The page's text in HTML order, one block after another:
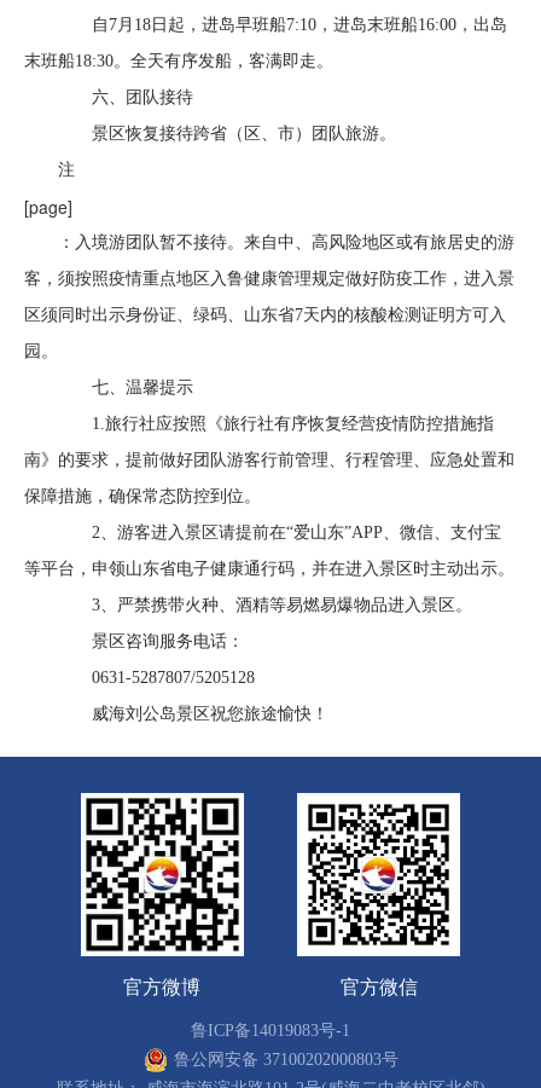
自7月18日起，进岛早班船7:10，进岛末班船16:00，出岛
末班船18:30。全天有序发船，客满即走。
六、团队接待
景区恢复接待跨省（区、市）团队旅游。
注
[page]
：入境游团队暂不接待。来自中、高风险地区或有旅居史的游
客，须按照疫情重点地区入鲁健康管理规定做好防疫工作，进入景
区须同时出示身份证、绿码、山东省7天内的核酸检测证明方可入
园。
七、温馨提示
1.旅行社应按照《旅行社有序恢复经营疫情防控措施指
南》的要求，提前做好团队游客行前管理、行程管理、应急处置和
保障措施，确保常态防控到位。
2、游客进入景区请提前在“爱山东”APP、微信、支付宝
等平台，申领山东省电子健康通行码，并在进入景区时主动出示。
3、严禁携带火种、酒精等易燃易爆物品进入景区。
景区咨询服务电话：
0631-5287807/5205128
威海刘公岛景区祝您旅途愉快！
官方微博 官方微信
鲁ICP备14019083号-1
鲁公网安备 37100202000803号